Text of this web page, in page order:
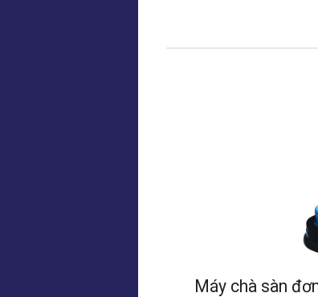
Máy chà sàn